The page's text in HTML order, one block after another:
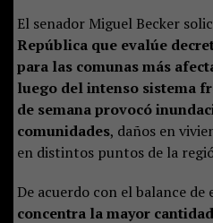
El senador Miguel Becker
República que evalúe
para las comunas más
luego del intenso sistema
de semana provocó
comunidades, daños en
en distintos puntos de la
De acuerdo con el balance de
concentra la mayor